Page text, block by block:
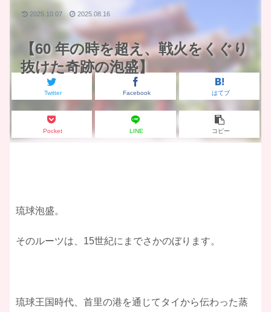
【60 年の時を超え、戦火をくぐり
抜けた奇跡の泡盛】
Twitter Facebook はてブ
Pocket LINE コピー
2025.10.07 2025.08.16
琉球泡盛。
そのルーツは、15世紀にまでさかのぼります。
琉球王国時代、首里の港を通じてタイから伝わった蒸